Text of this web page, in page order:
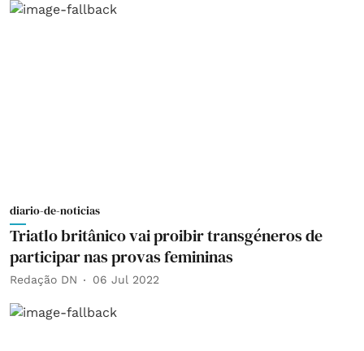
diario-de-noticias
Triatlo britânico vai proibir transgéneros de
participar nas provas femininas
Redação DN 06 Jul 2022